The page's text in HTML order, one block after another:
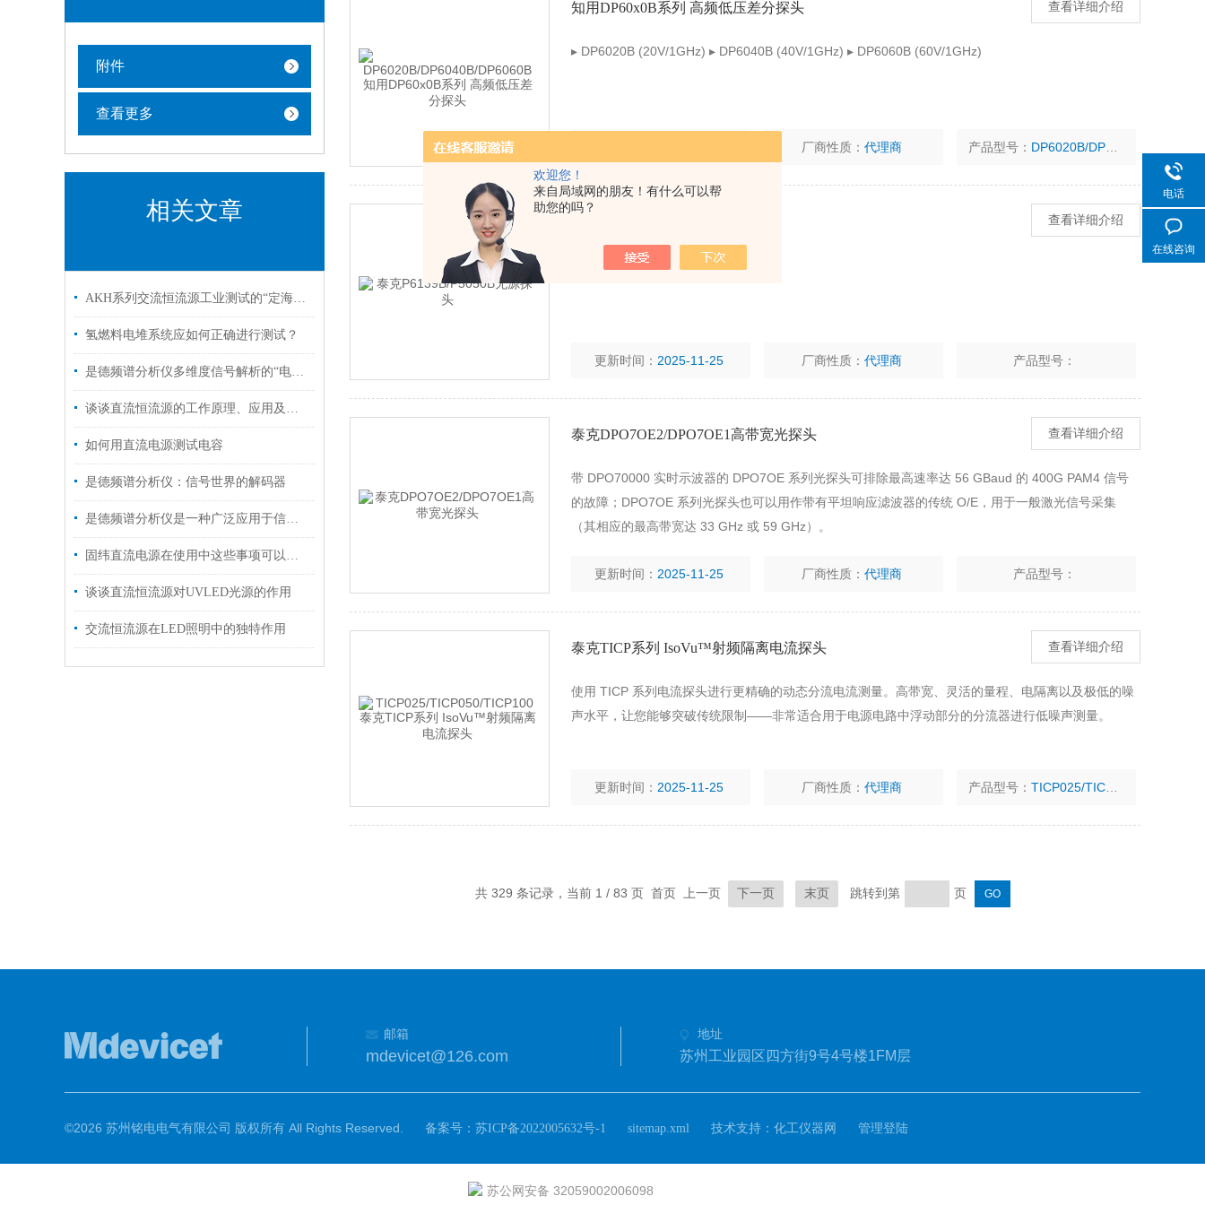
欢迎您！
来自局域网的朋友！有什么可以帮
助您的吗？
附件
查看更多
相关文章
AKH系列交流恒流源工业测试的“定海神针”
氢燃料电堆系统应如何正确进行测试？
是德频谱分析仪多维度信号解析的“电子显微镜”
谈谈直流恒流源的工作原理、应用及其特点
如何用直流电源测试电容
是德频谱分析仪：信号世界的解码器
是德频谱分析仪是一种广泛应用于信号处理和通信领域的仪器
固纬直流电源在使用中这些事项可以注意了
谈谈直流恒流源对UVLED光源的作用
交流恒流源在LED照明中的独特作用
知用DP60x0B系列 高频低压差分探头 查看详细介绍
▸ DP6020B (20V/1GHz) ▸ DP6040B (40V/1GHz) ▸ DP6060B (60V/1GHz)
厂商性质：代理商 产品型号： DP6020B/DP6040B/DP6060B
查看详细介绍
500MHz无源探头
更新时间： 2025-11-25 厂商性质：代理商 产品型号：
泰克DPO7OE2/DPO7OE1高带宽光探头 查看详细介绍
带 DPO70000 实时示波器的 DPO7OE 系列光探头可排除最高速率达 56 GBaud 的 400G PAM4 信号
的故障；DPO7OE 系列光探头也可以用作带有平坦响应滤波器的传统 O/E，用于一般激光信号采集
（其相应的最高带宽达 33 GHz 或 59 GHz）。
更新时间： 2025-11-25 厂商性质：代理商 产品型号：
泰克TICP系列 IsoVu™射频隔离电流探头 查看详细介绍
使用 TICP 系列电流探头进行更精确的动态分流电流测量。高带宽、灵活的量程、电隔离以及极低的噪
声水平，让您能够突破传统限制——非常适合用于电源电路中浮动部分的分流器进行低噪声测量。
更新时间： 2025-11-25 厂商性质：代理商 产品型号： TICP025/TICP050/TICP100
共 329 条记录，当前 1 / 83 页 首页 上一页 下一页 末页 跳转到第 页
邮箱
mdevicet@126.com
地址
苏州工业园区四方街9号4号楼1FM层
©2026 苏州铭电电气有限公司 版权所有 All Rights Reserved. 备案号： 苏ICP备2022005632号-1 sitemap.xml 技术支持： 化工仪器网 管理登陆
电话
在线咨询
苏公网安备 32059002006098